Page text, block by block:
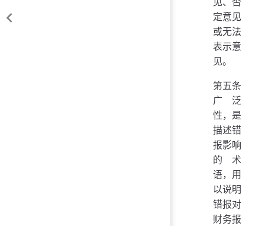
定意见
或无法
表示意
见。
第五条
广泛
性，是
描述错
报影响
的术
语，用
以说明
错报对
财务报